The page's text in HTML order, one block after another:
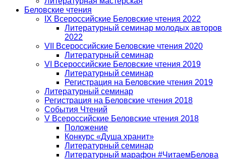
Беловские чтения
IX Всероссийские Беловские чтения 2022
Литературный семинар молодых авторов
2022
VII Всероссийские Беловские чтения 2020
Литературный семинар
VI Всероссийские Беловские чтения 2019
Литературный семинар
Регистрация на Беловские чтения 2019
Литературный семинар
Регистрация на Беловские чтения 2018
События Чтений
V Всероссийские Беловские чтения 2018
Положение
Конкурс «Душа хранит»
Литературный семинар
Литературный марафон #ЧитаемБелова